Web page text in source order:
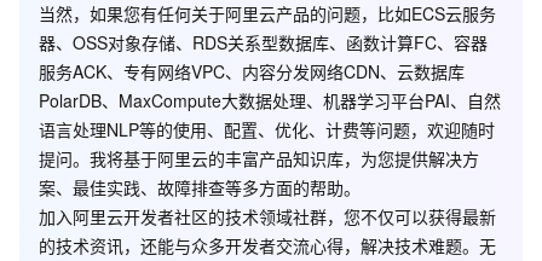
当然，如果您有任何关于阿里云产品的问题，比如ECS云服务
器、OSS对象存储、RDS关系型数据库、函数计算FC、容器
服务ACK、专有网络VPC、内容分发网络CDN、云数据库
PolarDB、MaxCompute大数据处理、机器学习平台PAI、自然
语言处理NLP等的使用、配置、优化、计费等问题，欢迎随时
提问。我将基于阿里云的丰富产品知识库，为您提供解决方
案、最佳实践、故障排查等多方面的帮助。
加入阿里云开发者社区的技术领域社群，您不仅可以获得最新
的技术资讯，还能与众多开发者交流心得，解决技术难题。无